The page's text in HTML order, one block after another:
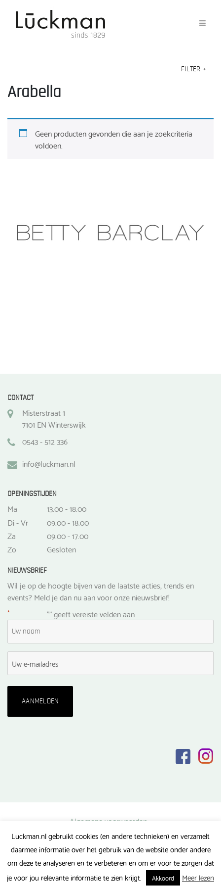
FILTER +
Arabella
Geen producten gevonden die aan je zoekcriteria
voldoen.
CONTACT
Misterstraat 1
7101 EN Winterswijk
0543 - 512 336
info@luckman.nl
OPENINGSTIJDEN
Ma
13.00 - 18.00
Di - Vr
09.00 - 18.00
Za
09.00 - 17.00
Zo
Gesloten
NIEUWSBRIEF
Wil je op de hoogte bijven van de laatste acties, trends en
events? Meld je dan nu aan voor onze nieuwsbrief!
"
* " geeft vereiste velden aan
Algemene voorwaarden
Privacy verklaring
Veel gestelde vragen
Luckman.nl gebruikt cookies (en andere technieken) en verzamelt
daarmee informatie over het gebruik van de website onder andere
om deze te analyseren en te verbeteren en om er voor te zorgen dat
je voor jou relevante informatie te zien krijgt.
Akkoord Meer lezen